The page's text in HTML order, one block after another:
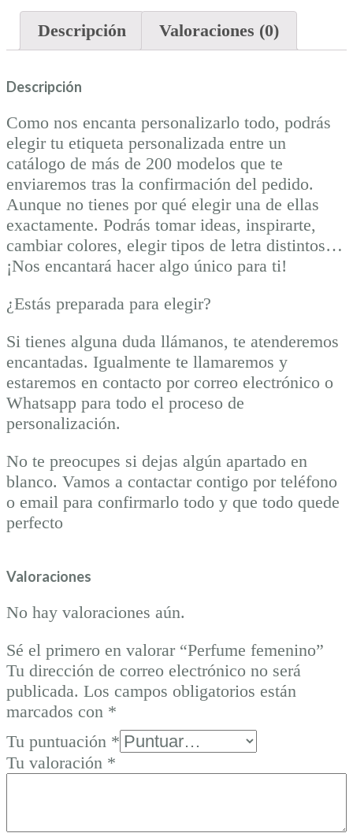
Descripción Valoraciones (0)
Descripción
Como nos encanta personalizarlo todo, podrás
elegir tu etiqueta personalizada entre un
catálogo de más de 200 modelos que te
enviaremos tras la confirmación del pedido.
Aunque no tienes por qué elegir una de ellas
exactamente. Podrás tomar ideas, inspirarte,
cambiar colores, elegir tipos de letra distintos…
¡Nos encantará hacer algo único para ti!
¿Estás preparada para elegir?
Si tienes alguna duda llámanos, te atenderemos
encantadas. Igualmente te llamaremos y
estaremos en contacto por correo electrónico o
Whatsapp para todo el proceso de
personalización.
No te preocupes si dejas algún apartado en
blanco. Vamos a contactar contigo por teléfono
o email para confirmarlo todo y que todo quede
perfecto
Valoraciones
No hay valoraciones aún.
Sé el primero en valorar “Perfume femenino”
Tu dirección de correo electrónico no será
publicada. Los campos obligatorios están
marcados con *
Tu puntuación *
Tu valoración *